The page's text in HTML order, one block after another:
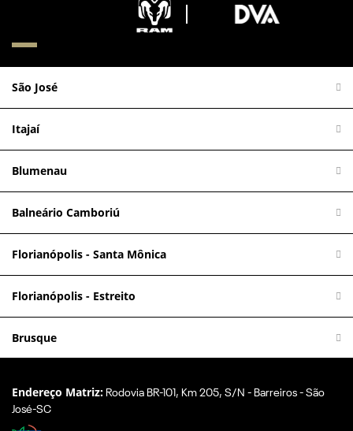
São José
Itajaí
Blumenau
Balneário Camboriú
Florianópolis - Santa Mônica
Florianópolis - Estreito
Brusque
Endereço Matriz: Rodovia BR-101, Km 205, S/N - Barreiros - São
José-SC